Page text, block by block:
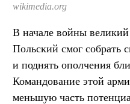
wikimedia.org
В начале войны
Польский смог собрать
и поднять ополчения
Командование этой
меньшую часть